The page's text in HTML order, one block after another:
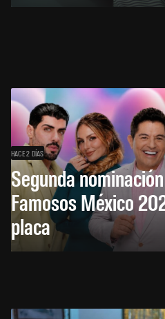
HACE 2 DÍAS
Segunda
Famosos México
placa